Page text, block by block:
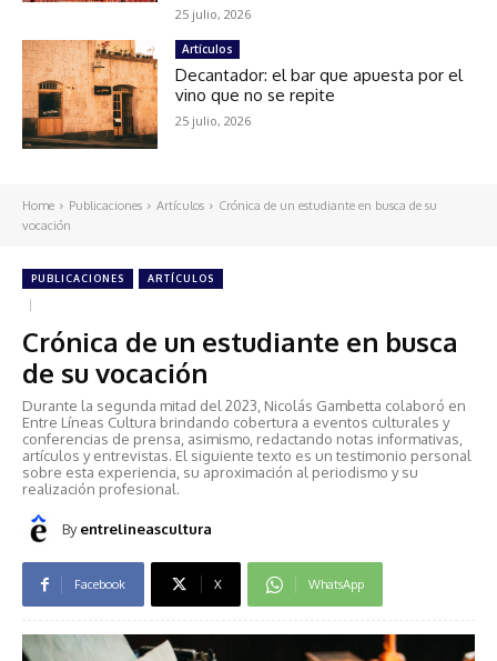
25 julio, 2026
Artículos
Decantador: el bar que apuesta por el
vino que no se repite
25 julio, 2026